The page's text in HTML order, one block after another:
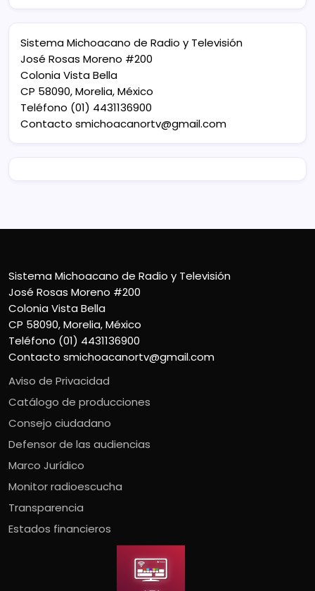
Sistema Michoacano de Radio y Televisión
José Rosas Moreno #200
Colonia Vista Bella
CP 58090, Morelia, México
Teléfono (01) 4431136900
Contacto smichoacanortv@gmail.com
Sistema Michoacano de Radio y Televisión
José Rosas Moreno #200
Colonia Vista Bella
CP 58090, Morelia, México
Teléfono (01) 4431136900
Contacto smichoacanortv@gmail.com
Aviso de Privacidad
Catálogo de producciones
Consejo ciudadano
Defensor de las audiencias
Marco Jurídico
Monitor radioescucha
Transparencia
Estados financieros